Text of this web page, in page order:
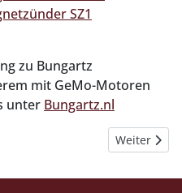
SZ1
zu Bungartz
mit GeMo-Motoren
unter Bungartz.nl
Nächster
Weiter